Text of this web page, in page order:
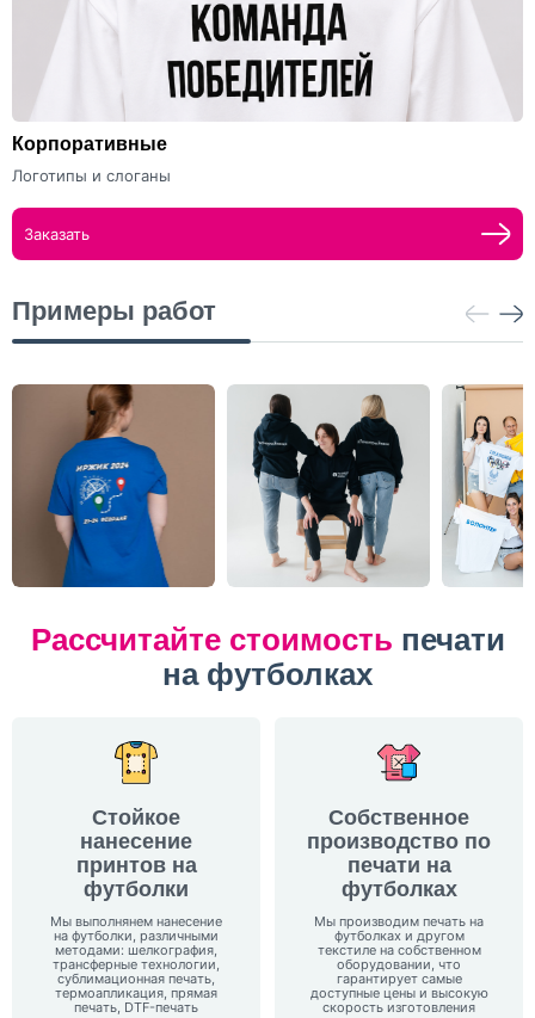
Корпоративные
Логотипы и слоганы
Заказать
Примеры работ
Рассчитайте стоимость печати
на футболках
Стойкое
нанесение
принтов на
футболки
Мы выполнянем нанесение
на футболки, различными
методами: шелкография,
трансферные технологии,
сублимационная печать,
термоапликация, прямая
печать, DTF-печать
Собственное
производство по
печати на
футболках
Мы производим печать на
футболках и другом
текстиле на собственном
оборудовании, что
гарантирует самые
доступные цены и высокую
скорость изготовления